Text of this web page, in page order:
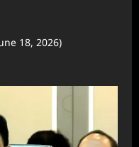
18, 2026)